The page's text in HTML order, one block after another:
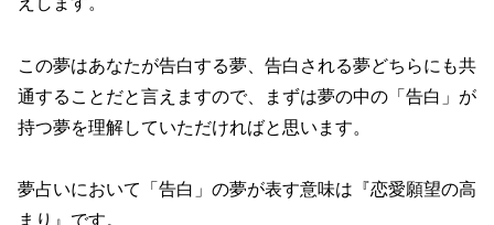
この夢はあなたが告白する夢、告白される夢どちらにも共
通することだと言えますので、まずは夢の中の「告白」が
持つ夢を理解していただければと思います。
夢占いにおいて「告白」の夢が表す意味は『恋愛願望の高
まり』です。